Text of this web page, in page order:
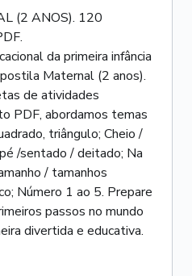
(2 ANOS). 120
da primeira infância
Maternal (2 anos).
de atividades
PDF, abordamos temas
triângulo; Cheio /
/sentado / deitado; Na
/ tamanhos
Número 1 ao 5. Prepare
passos no mundo